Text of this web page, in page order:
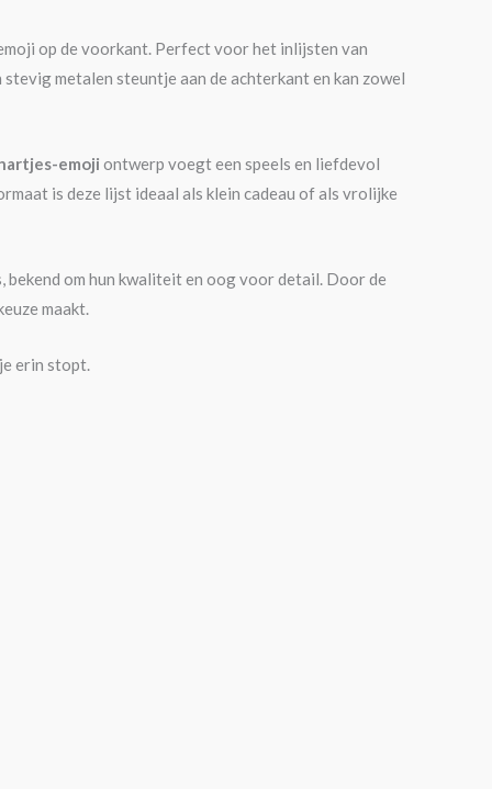
op de voorkant. Perfect voor het inlijsten van
metalen steuntje aan de achterkant en kan zowel
emoji ontwerp voegt een speels en liefdevol
is deze lijst ideaal als klein cadeau of als vrolijke
om hun kwaliteit en oog voor detail. Door de
maakt.
erin stopt.